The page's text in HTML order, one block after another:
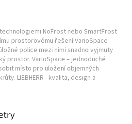
NoFrost nebo SmartFrost
prostorovému řešení VarioSpace
police mezi nimi snadno vyjmuty
prostor. VarioSpace – jednoduché
místo pro uložení objemných
LIEBHERR - kvalita, design a